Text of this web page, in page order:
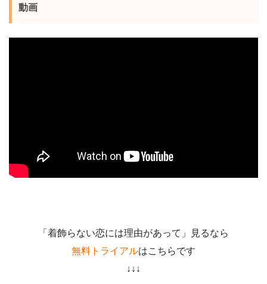
動画
「着飾らない恋には理由があって」見るなら
無料トライアルはこちらです
↓↓↓